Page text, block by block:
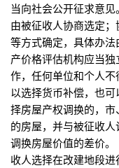
当向社会公开征求
由被征收人协商选定
等方式确定，具体办
产价格评估机构应当
作，任何单位和个
以选择货币补偿，也
择房屋产权调换的，
的房屋，并与被征收
调换房屋价值的差价
收人选择在改建地段